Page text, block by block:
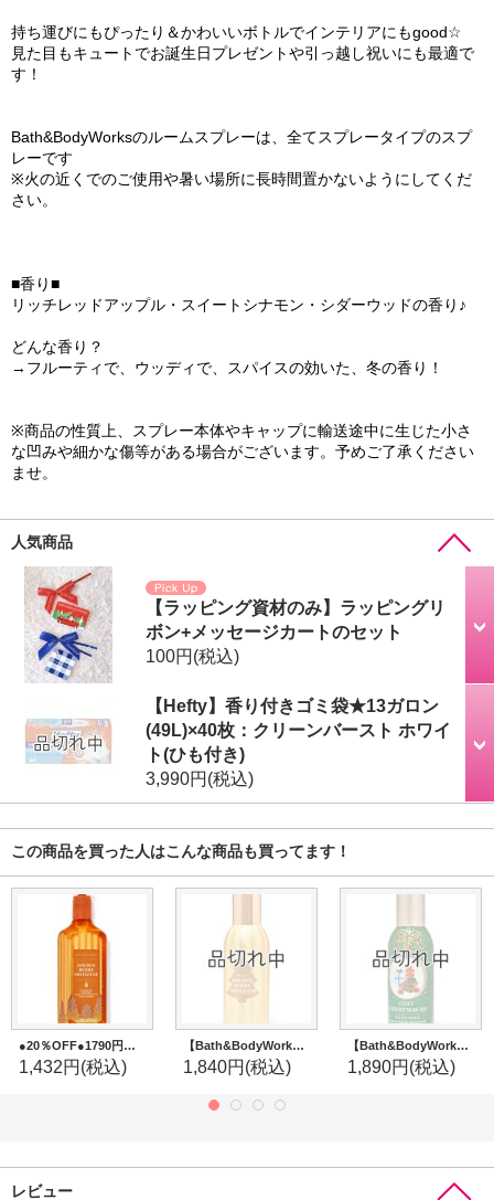
持ち運びにもぴったり＆かわいいボトルでインテリアにもgood☆
見た目もキュートでお誕生日プレゼントや引っ越し祝いにも最適で
す！
Bath&BodyWorksのルームスプレーは、全てスプレータイプのスプ
レーです
※火の近くでのご使用や暑い場所に長時間置かないようにしてくだ
さい。
■香り■
リッチレッドアップル・スイートシナモン・シダーウッドの香り♪
どんな香り？
→フルーティで、ウッディで、スパイスの効いた、冬の香り！
※商品の性質上、スプレー本体やキャップに輸送途中に生じた小さ
な凹みや細かな傷等がある場合がございます。予めご了承ください
ませ。
人気商品
【ラッピング資材のみ】ラッピングリ
ボン+メッセージカートのセット
100円(税込)
【Hefty】香り付きゴミ袋★13ガロン
(49L)×40枚：クリーンバースト ホワイ
ト(ひも付き)
3,990円(税込)
この商品を買った人はこんな商品も買ってます！
●20％OFF●1790円→1432円【Bath&BodyWorks】クレンジングジェルハンドソープ：ゴールデンベリーミスルトー
1,432円(税込)
【Bath&BodyWorks】ルームスプレー：ゴールデンベリーミスルトー
1,840円(税込)
【Bath&BodyWorks】ルームスプレー：Cozy Christmas PJs (コージークリスマスパジャマ)
1,890円(税込)
レビュー